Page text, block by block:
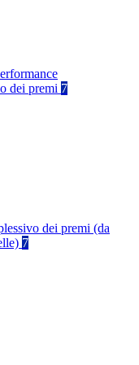
dei premi 7
dei premi (da
7